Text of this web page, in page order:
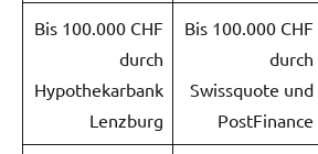
Bis 100.000 CHF
durch
Swissquote und
PostFinance
Bis 100.000 CHF
durch
Hypothekarbank
Lenzburg